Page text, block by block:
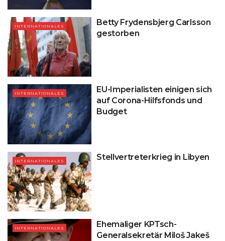
INTERNATIONALES
Betty Frydensbjerg Carlsson
gestorben
INTERNATIONALES
EU-Imperialisten einigen sich
auf Corona-Hilfsfonds und
Budget
INTERNATIONALES Stellvertreterkrieg in Libyen
INTERNATIONALES
Ehemaliger KPTsch-
Generalsekretär Miloš Jakeš